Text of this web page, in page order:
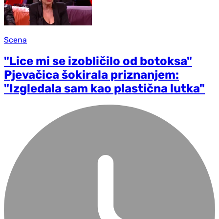
Scena
"Lice mi se izobličilo od botoksa"
Pjevačica šokirala priznanjem:
"Izgledala sam kao plastična lutka"